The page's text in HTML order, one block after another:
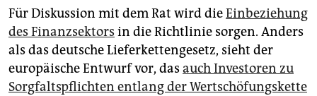
Für Diskussion mit dem Rat wird dieEinbeziehung
des Finanzsektors in die Richtlinie sorgen. Anders
als das deutsche Lieferkettengesetz, sieht der
europäische Entwurf vor, das auch Investoren zu
Sorgfaltspflichten entlang der Wertschöfungskette